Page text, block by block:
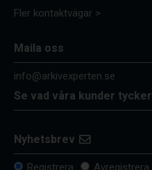
Fler kontaktvägar >
Maila oss
info@arkivexperten.se
Se vad våra kunder tycker
Nyhetsbrev
Registrera Avregistrera